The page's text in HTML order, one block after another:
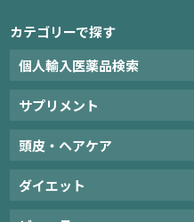
カテゴリーで探す
個人輸入医薬品検索
サプリメント
頭皮・ヘアケア
ダイエット